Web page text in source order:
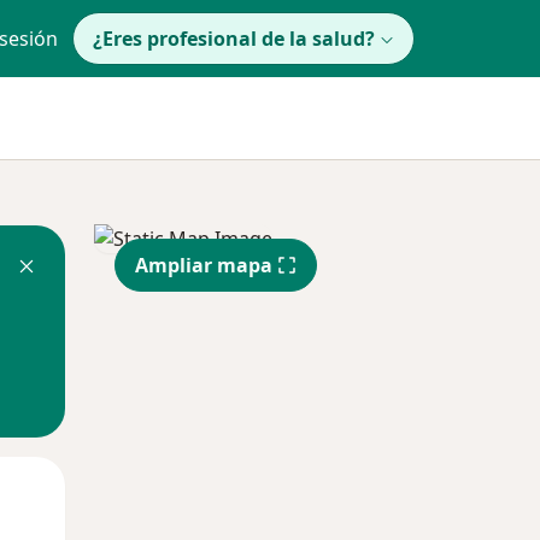
¿Eres profesional de la salud?
Ampliar mapa